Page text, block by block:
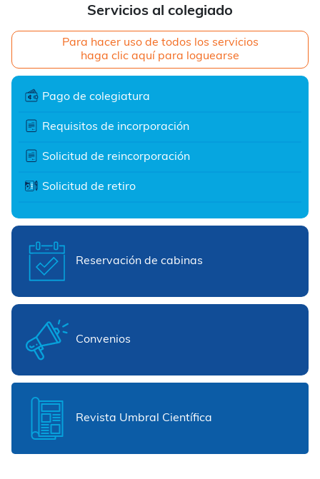
Servicios al colegiado
Para hacer uso de todos los servicios
haga clic aquí para loguearse
Pago de colegiatura
Requisitos de incorporación
Solicitud de reincorporación
Solicitud de retiro
Reservación de cabinas
Convenios
Revista Umbral Científica